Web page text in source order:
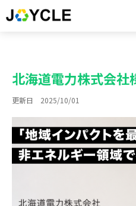
北海道電力株式会社
更新日 2025/10/01